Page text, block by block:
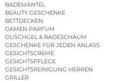
BADEMÄNTEL
BEAUTY GESCHENKE
BETTDECKEN
DAMEN PARFUM
DUSCHGEL & BADESCHAUM
GESCHENKE FÜR JEDEN ANLASS
GESICHTSCREME
GESICHTSPFLEGE
GESICHTSREINIGUNG HERREN
GRILLER